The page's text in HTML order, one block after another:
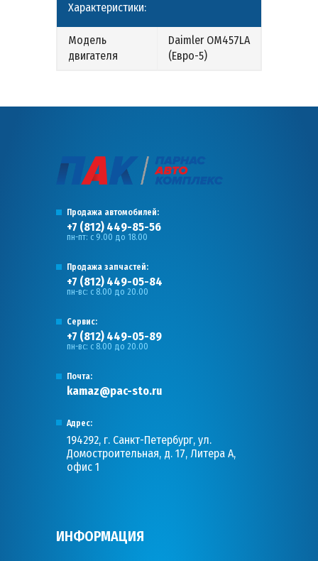
Характеристики:
Модель
двигателя
Daimler OM457LA
(Евро-5)
Продажа автомобилей:
+7 (812) 449-85-56
пн-пт: с 9.00 до 18.00
Продажа запчастей:
+7 (812) 449-05-84
пн-вс: с 8.00 до 20.00
Сервис:
+7 (812) 449-05-89
пн-вс: с 8.00 до 20.00
Почта:
kamaz@pac-sto.ru
Адрес:
194292, г. Санкт-Петербург, ул.
Домостроительная, д. 17, Литера А,
офис 1
ИНФОРМАЦИЯ